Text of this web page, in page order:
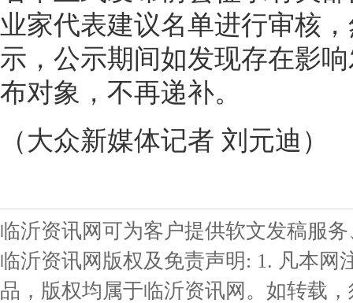
业家代表建议名单进行审核
示，公示期间如发现存在影
布对象，不再递补。
（大众新媒体记者 刘元迪）
临沂资讯网可为客户提供软文发稿服
临沂资讯网版权及免责声明: 1. 凡本网
品，版权均属于临沂资讯网。如转载